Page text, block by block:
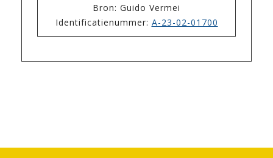
Bron: Guido Vermei
Identificatienummer: A-23-02-01700